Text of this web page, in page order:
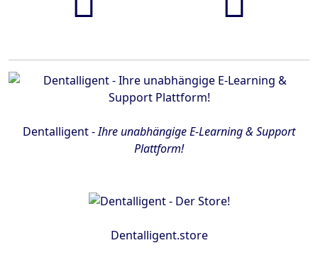
Dentalligent -Ihre unabhängige E-Learning & Support
Plattform!
Dentalligent.store